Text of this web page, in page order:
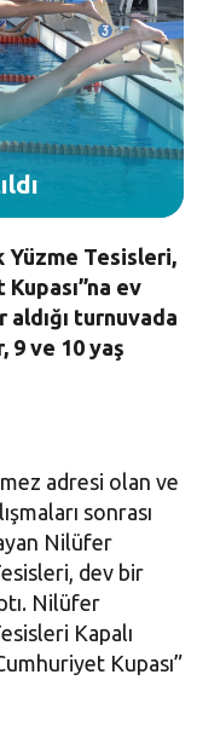
Tesisleri,
ev
turnuvada
9 ve 10 yaş
adresi olan ve
sonrası
Nilüfer
dev bir
Nilüfer
Kapalı
Kupası”